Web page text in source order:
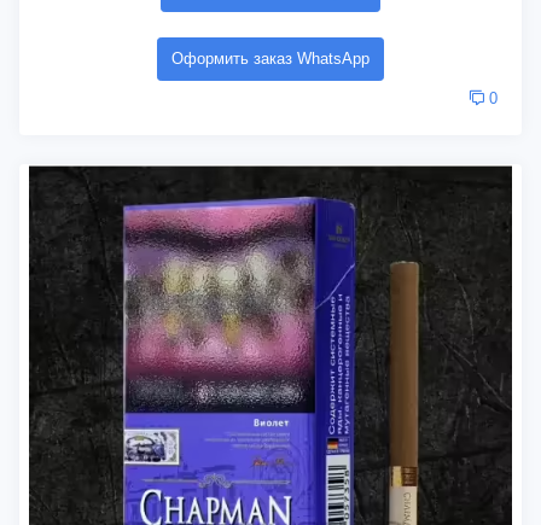
Оформить заказ WhatsApp
0